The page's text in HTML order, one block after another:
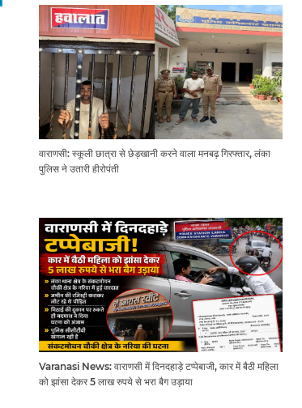
वाराणसी: स्कूली छात्रा से छेड़खानी करने वाला मनबढ़ गिरफ्तार, लंका
पुलिस ने उतारी हीरोपंती
Varanasi News: वाराणसी में दिनदहाड़े टप्पेबाजी, कार में बैठी महिला
को झांसा देकर 5 लाख रुपये से भरा बैग उड़ाया